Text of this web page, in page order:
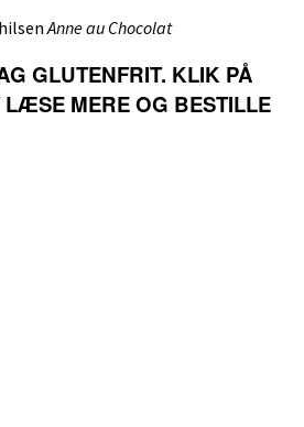
Anne au Chocolat
GLUTENFRIT. KLIK PÅ
MERE OG BESTILLE